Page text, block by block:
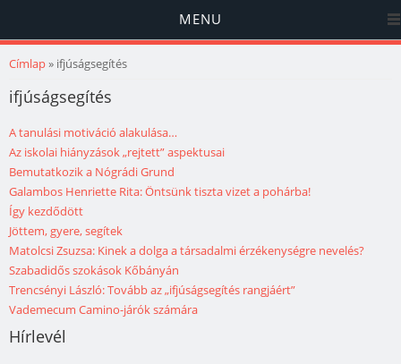
MENU
Jelenlegi hely
Címlap» ifjúságsegítés
ifjúságsegítés
A tanulási motiváció alakulása…
Az iskolai hiányzások „rejtett” aspektusai
Bemutatkozik a Nógrádi Grund
Galambos Henriette Rita: Öntsünk tiszta vizet a pohárba!
Így kezdődött
Jöttem, gyere, segítek
Matolcsi Zsuzsa: Kinek a dolga a társadalmi érzékenységre nevelés?
Szabadidős szokások Kőbányán
Trencsényi László: Tovább az „ifjúságsegítés rangjáért”
Vademecum Camino-járók számára
Hírlevél